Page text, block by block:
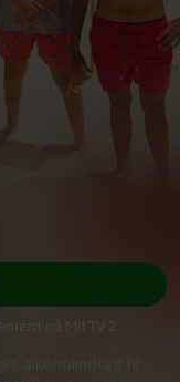
alkoholindtag til
på Mit TV 2.